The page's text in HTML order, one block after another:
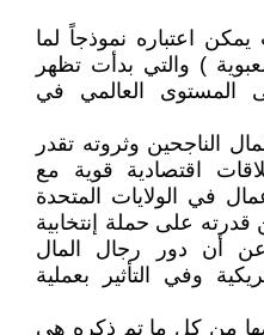
اعتباره نموذجاً لما
) والتي بدأت تظهر
المستوى العالمي في
الناجحين وثروته تقدر
اقتصادية قوية مع
في الولايات المتحدة
على حملة إنتخابية
أن دور رجال المال
وفي التأثير بعملية
من كل ما تم ذكره هي